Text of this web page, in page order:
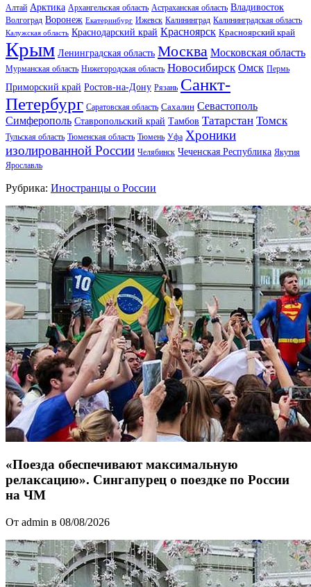
Алтай Арктика Архангельская область Астраханская область Владивосток
Волгоград Воронеж Екатеринбург Ижевск Калининград Калининградская область
Калужская область Краснодарский край Красноярск Красноярский край
Крым Ленинградская область Москва Московская область
Мурманская область Нижегородская область Новосибирск Омск Пермь
Приморский край Ростов-на-Дону Рязань Санкт-
Петербург Саратовская область Сахалин Севастополь
Симферополь Ставропольский край Тамбов Татарстан Томск
Тульская область Тюменская область Тюмень Уфа Хроники
изолированной России Челябинск Чеченская Республика Якутия
Ярославль
Рубрика: Иностранцы о России
«Поезда обеспечивают максимальную
релаксацию». Сингапурец о поездке по России
на ЧМ
От admin в 08/08/2026